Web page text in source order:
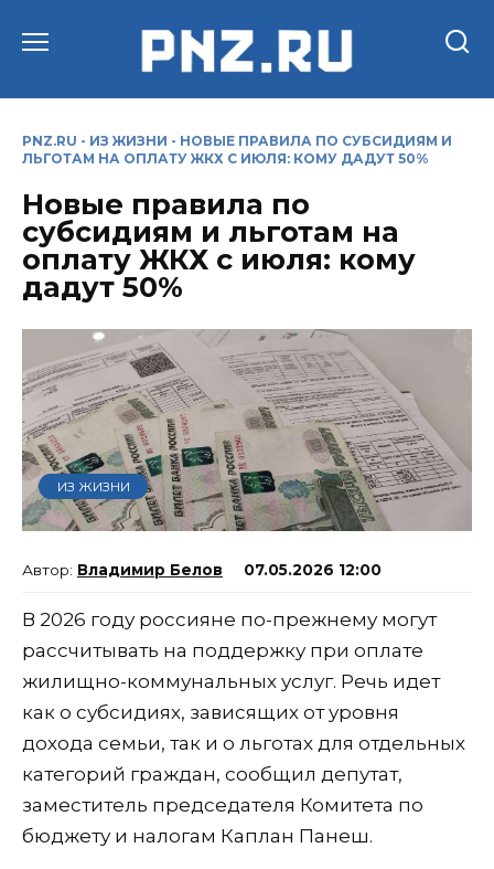
PNZ.RU - ИЗ ЖИЗНИ - НОВЫЕ ПРАВИЛА ПО СУБСИДИЯМ И
ЛЬГОТАМ НА ОПЛАТУ ЖКХ С ИЮЛЯ: КОМУ ДАДУТ 50%
Новые правила по
субсидиям и льготам на
оплату ЖКХ с июля: кому
дадут 50%
ИЗ ЖИЗНИ
Владимир Белов 07.05.2026 12:00
В 2026 году россияне по-прежнему могут
рассчитывать на поддержку при оплате
жилищно-коммунальных услуг. Речь идет
как о субсидиях, зависящих от уровня
дохода семьи, так и о льготах для отдельных
категорий граждан, сообщил депутат,
заместитель председателя Комитета по
бюджету и налогам Каплан Панеш.